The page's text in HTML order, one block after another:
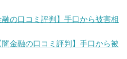
の口コミ評判】手口から被害相
金融の口コミ評判】手口から被